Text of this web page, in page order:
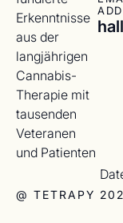
Erkenntnisse
aus der
langjährigen
Cannabis-
Therapie mit
tausenden
Veteranen
und Patienten
@ TETRAPY